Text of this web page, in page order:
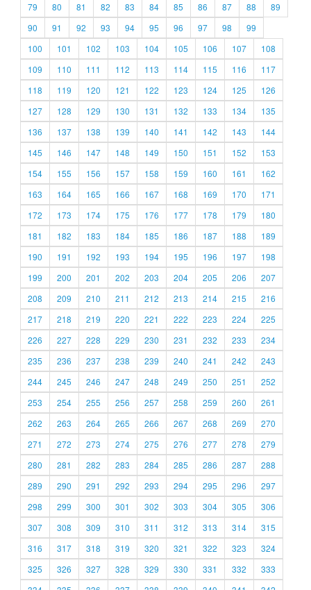
79
80 81 82 83 84 85 86 87 88
89
90
91 92 93 94 95 96 97 98
99
100
101 102 103 104 105 106 107
108
109
110 111 112 113 114 115 116
117
118
119 120 121 122 123 124 125
126
127
128 129 130 131 132 133 134
135
136
137 138 139 140 141 142 143
144
145
146 147 148 149 150 151 152
153
154
155 156 157 158 159 160 161
162
163
164 165 166 167 168 169 170
171
172
173 174 175 176 177 178 179
180
181
182 183 184 185 186 187 188
189
190
191 192 193 194 195 196 197
198
199
200 201 202 203 204 205 206
207
208
209 210 211 212 213 214 215
216
217
218 219 220 221 222 223 224
225
226
227 228 229 230 231 232 233
234
235
236 237 238 239 240 241 242
243
244
245 246 247 248 249 250 251
252
253
254 255 256 257 258 259 260
261
262
263 264 265 266 267 268 269
270
271
272 273 274 275 276 277 278
279
280
281 282 283 284 285 286 287
288
289
290 291 292 293 294 295 296
297
298
299 300 301 302 303 304 305
306
307
308 309 310 311 312 313 314
315
316
317 318 319 320 321 322 323
324
325
326 327 328 329 330 331 332
333